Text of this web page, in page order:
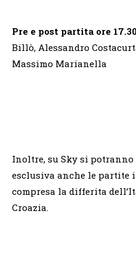
Pre e post partita ore
Billò, Alessandro
Massimo Marianella
Inoltre, su Sky si
esclusiva anche le partite
compresa la differita
Croazia.